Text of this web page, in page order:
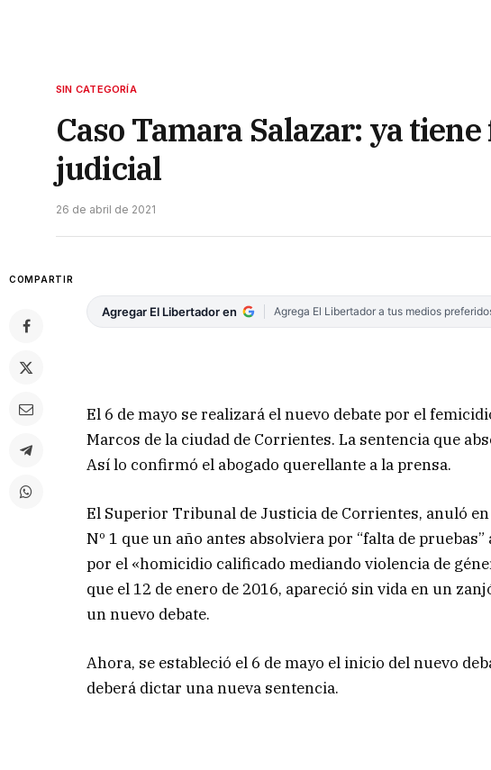
SIN CATEGORÍA
Caso Tamara Salazar: ya
judicial
26 de abril de 2021
COMPARTIR
Agregar El Libertador en Agrega El Libertador a tus medios
El 6 de mayo se realizará el nuevo debate por el
Marcos de la ciudad de Corrientes. La sentencia que
Así lo confirmó el abogado querellante a la prensa.
El Superior Tribunal de Justicia de Corrientes, anuló
Nº 1 que un año antes absolviera por “falta de
por el «homicidio calificado mediando violencia de
que el 12 de enero de 2016, apareció sin vida en un
un nuevo debate.
Ahora, se estableció el 6 de mayo el inicio del nuevo
deberá dictar una nueva sentencia.